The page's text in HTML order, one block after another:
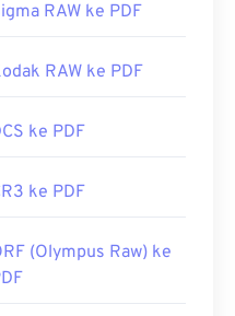
RAW ke PDF
RAW ke PDF
ke PDF
ke PDF
(Olympus Raw) ke